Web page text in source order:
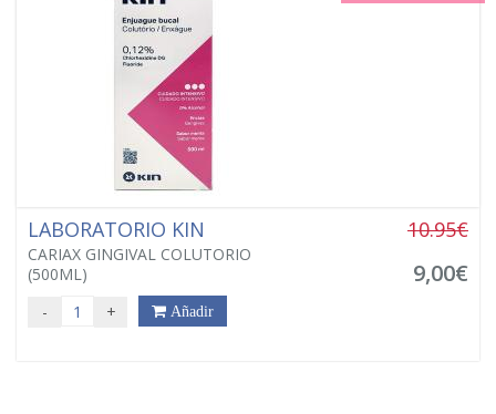
LABORATORIO KIN
CARIAX GINGIVAL COLUTORIO
(500ML)
10.95€
9,00€
- + Añadir